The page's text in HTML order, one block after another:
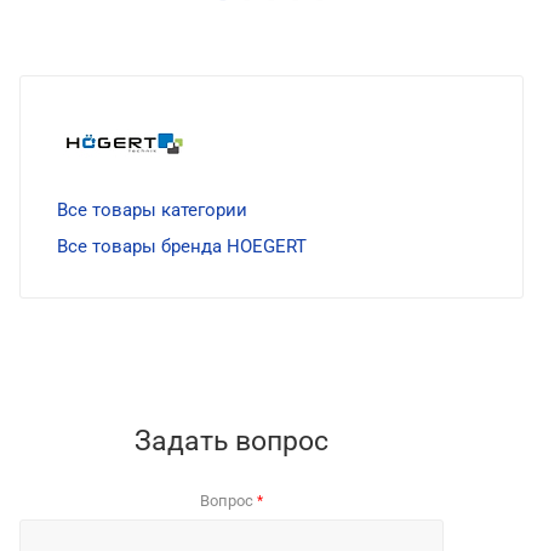
Все товары категории
Все товары бренда HOEGERT
Задать вопрос
Вопрос *